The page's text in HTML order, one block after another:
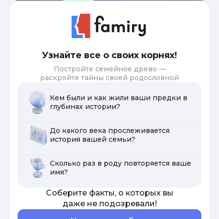
Узнайте все о своих корнях!
Постройте семейное древо —
раскройте тайны своей родословной
Кем были и как жили ваши предки в
глубинах истории?
До какого века прослеживается
история вашей семьи?
Сколько раз в роду повторяется ваше
имя?
Соберите факты, о которых вы
даже не подозревали!